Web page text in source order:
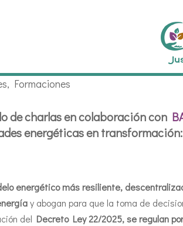
, Formaciones
de charlas en colaboración con
energéticas en
energético más resiliente,
y abogan para que la toma de
del Decreto Ley 22/2025, se regulan